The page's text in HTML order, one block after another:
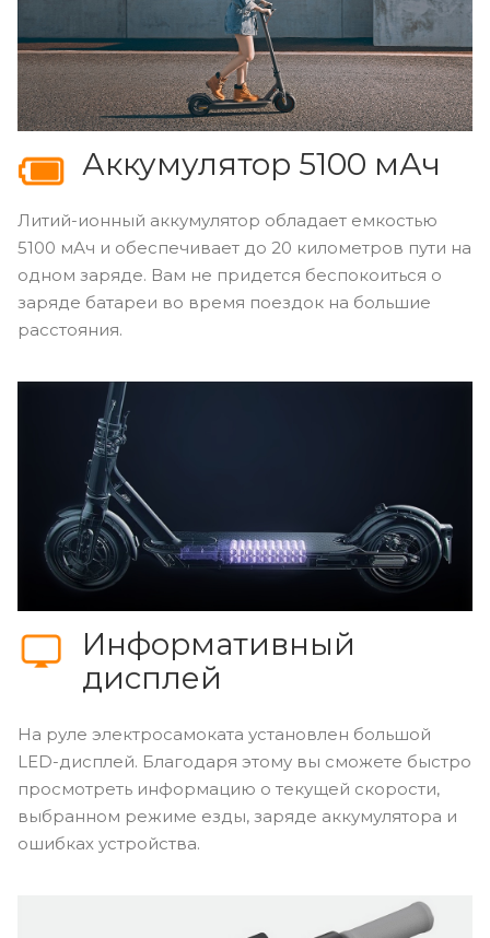
Аккумулятор 5100 мАч
Литий-ионный аккумулятор обладает емкостью
5100 мАч и обеспечивает до 20 километров пути на
одном заряде. Вам не придется беспокоиться о
заряде батареи во время поездок на большие
расстояния.
Информативный
дисплей
На руле электросамоката установлен большой
LED-дисплей. Благодаря этому вы сможете быстро
просмотреть информацию о текущей скорости,
выбранном режиме езды, заряде аккумулятора и
ошибках устройства.